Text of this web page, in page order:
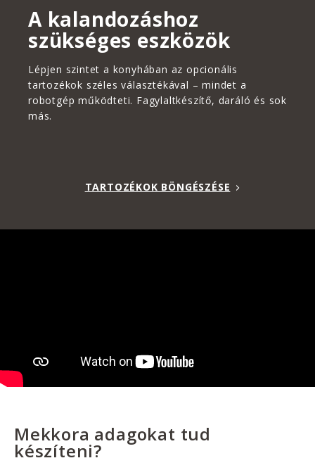
A kalandozáshoz
szükséges eszközök
Lépjen szintet a konyhában az opcionális
tartozékok széles választékával – mindet a
robotgép működteti. Fagylaltkészítő, daráló és sok
más.
TARTOZÉKOK BÖNGÉSZÉSE
Mekkora adagokat tud
készíteni?